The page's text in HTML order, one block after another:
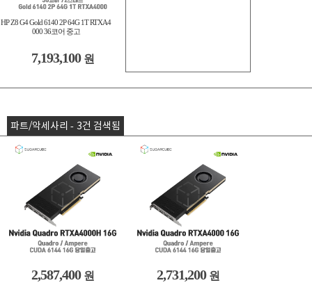
HP Z8 G4 Gold 6140 2P 64G 1T RTXA4
000 36코어 중고
7,193,100 원
파트/악세사리 - 3건 검색됨
2,587,400 원 2,731,200 원